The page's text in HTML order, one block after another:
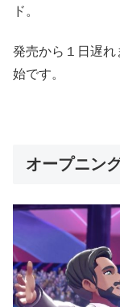
ド。
発売から１日遅れ
始です。
オープニン